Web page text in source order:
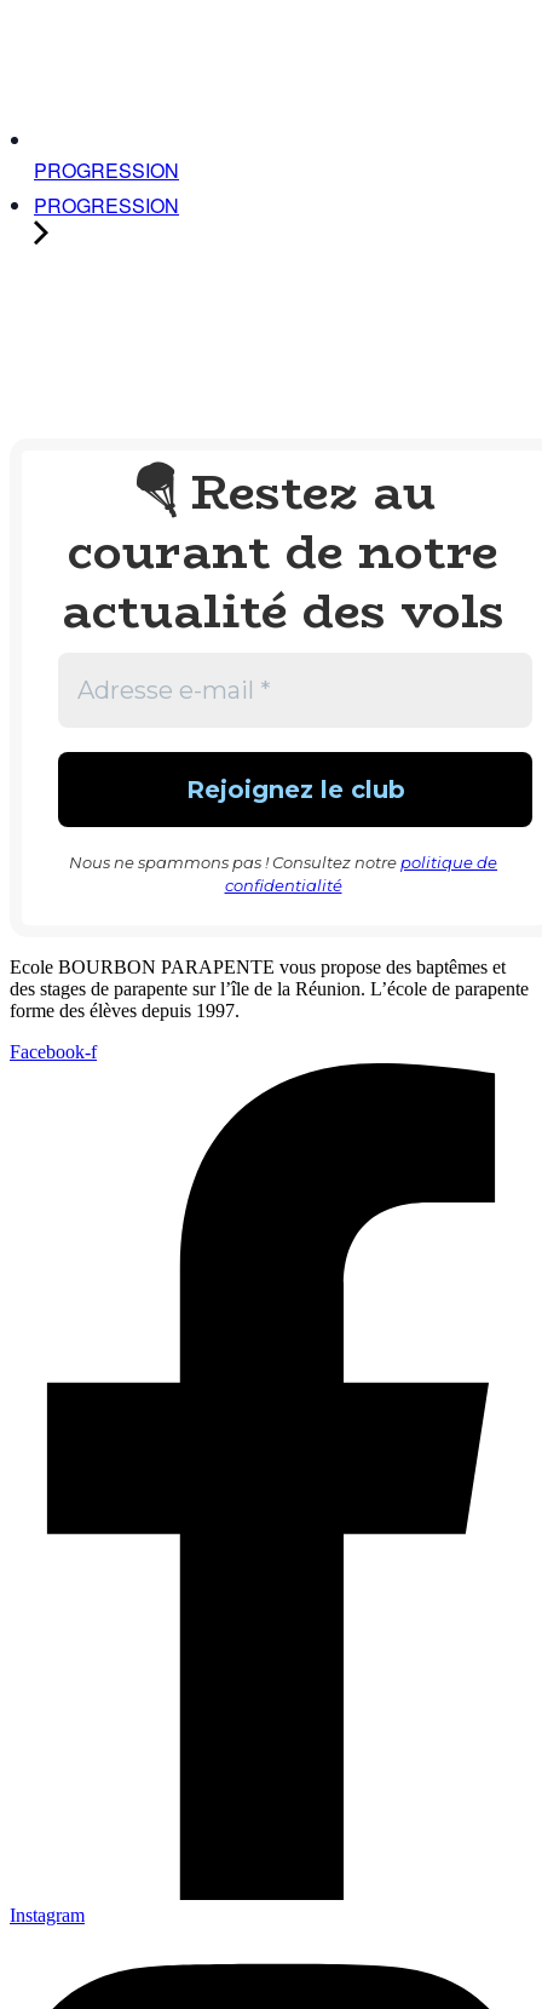
PROGRESSION
PROGRESSION
🪂 Restez au
courant de notre
actualité des vols
Nous ne spammons pas ! Consultez notre politique de
confidentialité
Ecole BOURBON PARAPENTE vous propose des baptêmes et
des stages de parapente sur l’île de la Réunion. L’école de parapente
forme des élèves depuis 1997.
Facebook-f
Instagram